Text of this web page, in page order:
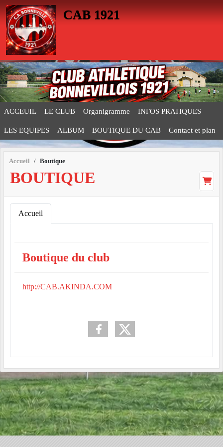
CAB 1921
ACCEUIL LE CLUB Organigramme INFOS PRATIQUES
LES EQUIPES ALBUM BOUTIQUE DU CAB Contact et plan
Accueil Boutique
BOUTIQUE
Accueil
Boutique du club
http://CAB.AKINDA.COM
Panneau de gestion des cookies